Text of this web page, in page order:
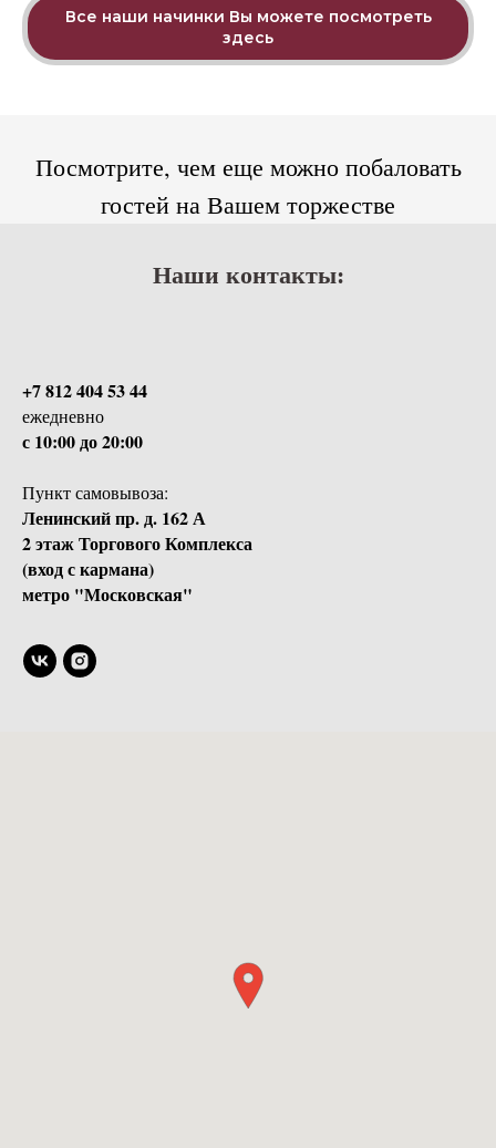
Все наши начинки Вы можете посмотреть
здесь
Посмотрите, чем еще можно побаловать
гостей на Вашем торжестве
Наши контакты:
+7 812 404 53 44
ежедневно
с 10:00 до 20:00
Пункт самовывоза:
Ленинский пр. д. 162 А
2 этаж Торгового Комплекса
(вход с кармана)
метро "Московская"